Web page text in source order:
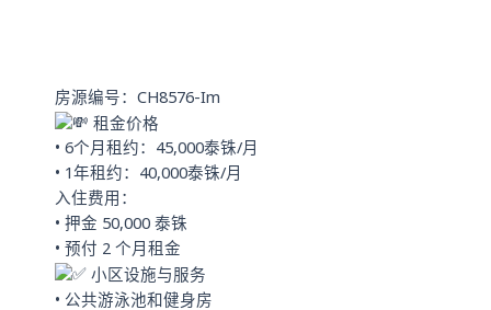
p
p
房源编号：CH8576-Im
租金价格
• 6个月租约：45,000泰铢/月
• 1年租约：40,000泰铢/月
入住费用：
• 押金 50,000 泰铢
• 预付 2 个月租金
小区设施与服务
• 公共游泳池和健身房